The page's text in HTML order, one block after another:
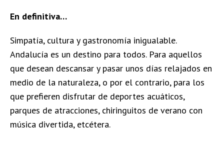
En definitiva…
Simpatía, cultura y gastronomía inigualable.
Andalucía es un destino para todos. Para aquellos
que desean descansar y pasar unos días relajados en
medio de la naturaleza, o por el contrario, para los
que prefieren disfrutar de deportes acuáticos,
parques de atracciones, chiringuitos de verano con
música divertida, etcétera.